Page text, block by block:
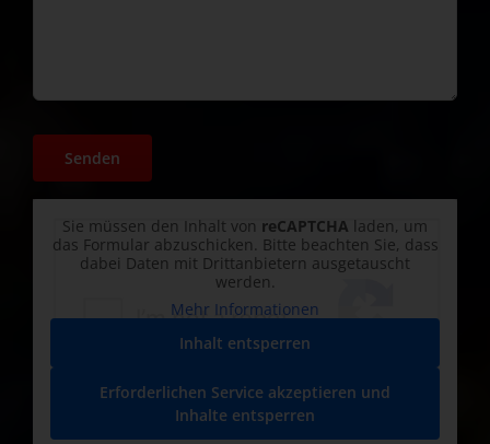
Sie müssen den Inhalt von reCAPTCHA laden, um
das Formular abzuschicken. Bitte beachten Sie, dass
dabei Daten mit Drittanbietern ausgetauscht
werden.
Mehr Informationen
Inhalt entsperren
Erforderlichen Service akzeptieren und
Inhalte entsperren